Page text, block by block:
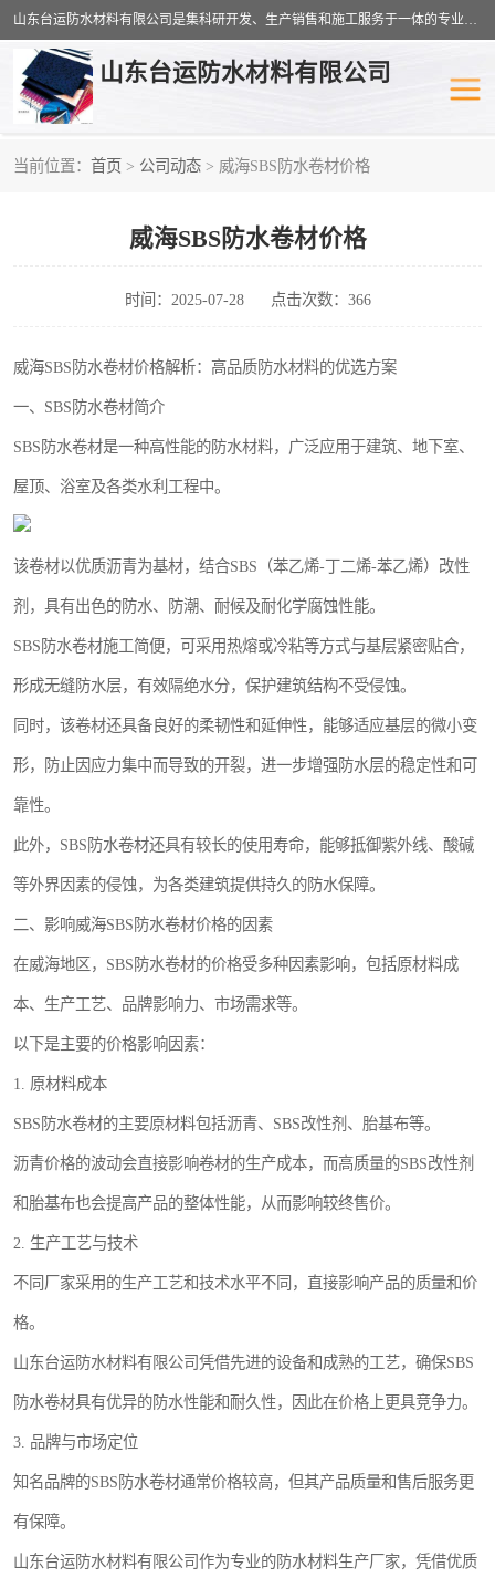
山东台运防水材料有限公司是集科研开发、生产销售和施工服务于一体的专业化防水材料厂家，公司拥有雄厚的研制生产实力和丰富的实际施工经验，在防水材料及施工行业拥有广泛的信誉；公司主要产品有：耐根穿刺SBS防水卷材,自粘型防水卷材,耐水型防水卷材,聚乙烯丙涤纶高分子防水卷材,自粘橡胶沥青防水卷材等。
山东台运防水材料有限公司
当前位置： 首页 > 公司动态 > 威海SBS防水卷材价格
威海SBS防水卷材价格
时间：2025-07-28 点击次数：366
威海SBS防水卷材价格解析：高品质防水材料的优选方案
一、SBS防水卷材简介
SBS防水卷材是一种高性能的防水材料，广泛应用于建筑、地下室、
屋顶、浴室及各类水利工程中。
该卷材以优质沥青为基材，结合SBS（苯乙烯-丁二烯-苯乙烯）改性
剂，具有出色的防水、防潮、耐候及耐化学腐蚀性能。
SBS防水卷材施工简便，可采用热熔或冷粘等方式与基层紧密贴合，
形成无缝防水层，有效隔绝水分，保护建筑结构不受侵蚀。
同时，该卷材还具备良好的柔韧性和延伸性，能够适应基层的微小变
形，防止因应力集中而导致的开裂，进一步增强防水层的稳定性和可
靠性。
此外，SBS防水卷材还具有较长的使用寿命，能够抵御紫外线、酸碱
等外界因素的侵蚀，为各类建筑提供持久的防水保障。
二、影响威海SBS防水卷材价格的因素
在威海地区，SBS防水卷材的价格受多种因素影响，包括原材料成
本、生产工艺、品牌影响力、市场需求等。
以下是主要的价格影响因素：
1. 原材料成本
SBS防水卷材的主要原材料包括沥青、SBS改性剂、胎基布等。
沥青价格的波动会直接影响卷材的生产成本，而高质量的SBS改性剂
和胎基布也会提高产品的整体性能，从而影响较终售价。
2. 生产工艺与技术
不同厂家采用的生产工艺和技术水平不同，直接影响产品的质量和价
格。
山东台运防水材料有限公司凭借先进的设备和成熟的工艺，确保SBS
防水卷材具有优异的防水性能和耐久性，因此在价格上更具竞争力。
3. 品牌与市场定位
知名品牌的SBS防水卷材通常价格较高，但其产品质量和售后服务更
有保障。
山东台运防水材料有限公司作为专业的防水材料生产厂家，凭借优质
SBS防水卷材
自粘型防水卷材 耐水型防水卷材
高分子防水卷材 自粘橡胶沥青防水卷材
聚乙烯丙纶复合防水卷材